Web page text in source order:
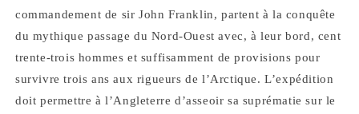
commandement de sir John Franklin, partent à la conquête
du mythique passage du Nord-Ouest avec, à leur bord, cent
trente-trois hommes et suffisamment de provisions pour
survivre trois ans aux rigueurs de l’Arctique. L’expédition
doit permettre à l’Angleterre d’asseoir sa suprématie sur le